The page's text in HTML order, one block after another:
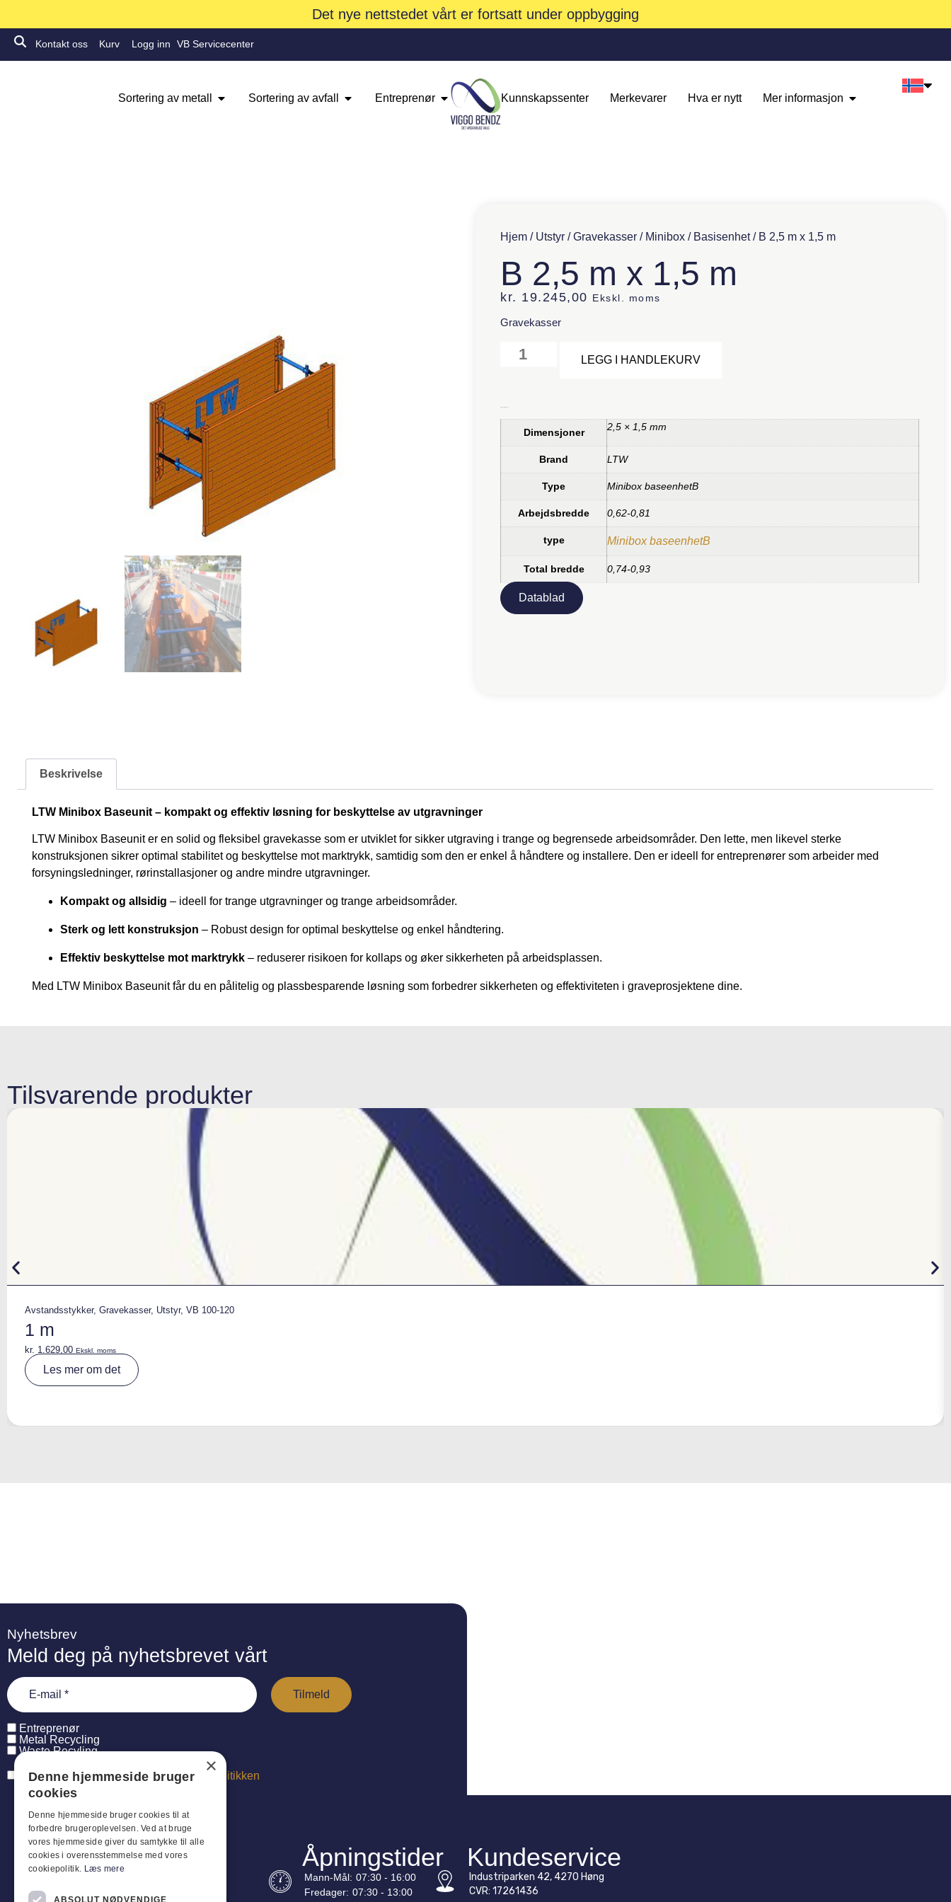
Det nye nettstedet vårt er fortsatt under oppbygging
Kontakt oss Kurv Logg inn VB Servicecenter
Sortering av metall Sortering av avfall Entreprenør Kunnskapssenter Merkevarer Hva er nytt Mer informasjon
Hjem / Utstyr /Gravekasser / Minibox / Basisenhet/ B 2,5 m x 1,5 m
B 2,5 m x 1,5 m
kr. 19.245,00 Ekskl. moms
Gravekasser
LEGG I HANDLEKURV
Dimensjoner 2,5 × 1,5 mm
Brand LTW
Type Minibox baseenhetB
Arbejdsbredde 0,62-0,81
type Minibox baseenhetB
Total bredde 0,74-0,93
Datablad
Beskrivelse
LTW Minibox Baseunit – kompakt og effektiv løsning for beskyttelse av utgravninger
LTW Minibox Baseunit er en solid og fleksibel gravekasse som er utviklet for sikker utgraving i trange og begrensede arbeidsområder. Den lette, men likevel sterke
konstruksjonen sikrer optimal stabilitet og beskyttelse mot marktrykk, samtidig som den er enkel å håndtere og installere. Den er ideell for entreprenører som arbeider med
forsyningsledninger, rørinstallasjoner og andre mindre utgravninger.
Kompakt og allsidig – ideell for trange utgravninger og trange arbeidsområder.
Sterk og lett konstruksjon – Robust design for optimal beskyttelse og enkel håndtering.
Effektiv beskyttelse mot marktrykk – reduserer risikoen for kollaps og øker sikkerheten på arbeidsplassen.
Med LTW Minibox Baseunit får du en pålitelig og plassbesparende løsning som forbedrer sikkerheten og effektiviteten i graveprosjektene dine.
Tilsvarende produkter
Avstandsstykker, Gravekasser, Utstyr, VB 100-120
1 m
kr. 1.629,00 Ekskl. moms
Les mer om det
ti
Nyhetsbrev
Meld deg på nyhetsbrevet vårt
Entreprenør
Metal Recycling
Waste Recyling
Jeg har læst og acceptererpersondatapolitikken
Åpningstider
Mann-Mål: 07:30 - 16:00
Fredager: 07:30 - 13:00
Kundeservice
Industriparken 42, 4270 Høng
CVR: 17261436
×
Denne hjemmeside bruger
cookies
Denne hjemmeside bruger cookies til at
forbedre brugeroplevelsen. Ved at bruge
vores hjemmeside giver du samtykke til alle
cookies i overensstemmelse med vores
cookiepolitik. Læs mere
ABSOLUT NØDVENDIGE